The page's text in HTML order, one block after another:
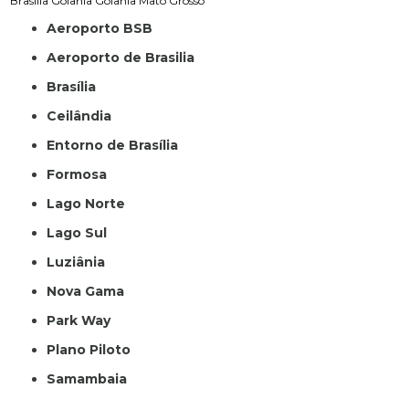
Aeroporto BSB
Aeroporto de Brasilia
Brasília
Ceilândia
Entorno de Brasília
Formosa
Lago Norte
Lago Sul
Luziânia
Nova Gama
Park Way
Plano Piloto
Samambaia